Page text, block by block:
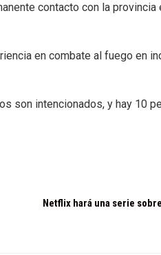
contacto con la provincia
en combate al fuego en
son intencionados, y hay 10
Netflix hará una serie